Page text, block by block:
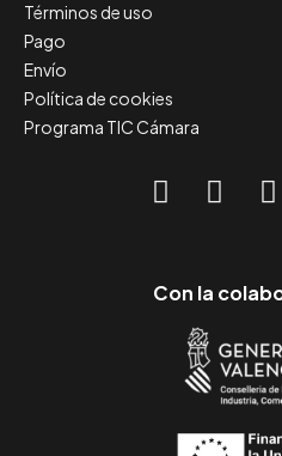
Términos de uso
Pago
Envío
Política de cookies
Programa TIC Cámara
Con la